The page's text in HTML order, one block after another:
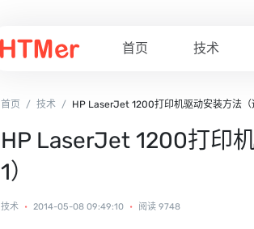
首页 技术
首页 / 技术 / HP LaserJet 1200打印机驱动安装方法（
HP LaserJet 1200打印
1）
技术 • 2014-05-08 09:49:10 • 阅读 9748